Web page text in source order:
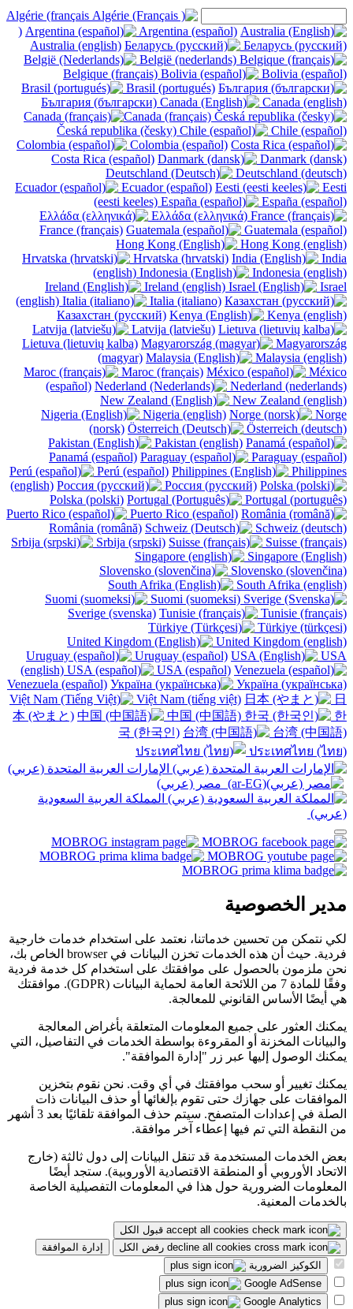
Algérie (français
)
Argentina (español)
Australia (english)
Беларусь (русский)
België (nederlands)
Belgique (français)
Bolivia (español)
Brasil (portugués)
България (български)
Canada (english)
Canada (français)
Česká republika (česky)
Chile (español)
Colombia (español)
Costa Rica (español)
Danmark (dansk)
Deutschland (deutsch)
Ecuador (español)
Eesti
(eesti keeles)
España (español)
Ελλάδα (ελληνικά)
France (français)
Guatemala (español)
Hong Kong (english)
Hrvatska (hrvatski)
India
(english)
Indonesia (english)
Ireland (english)
Israel
(english)
Italia (italiano)
Казахстан (русский)
Kenya (english)
Latvija (latviešu)
Lietuva (lietuvių kalba)
Magyarország
(magyar)
Malaysia (english)
Maroc (français)
México
(español)
Nederland (nederlands)
New Zealand (english)
Nigeria (english)
Norge
(norsk)
Österreich (deutsch)
Pakistan (english)
Panamá (español)
Paraguay (español)
Perú (español)
Philippines
(english)
Россия (русский)
Polska (polski)
Portugal (português)
Puerto Rico (español)
România (română)
Schweiz (deutsch)
Srbija (srpski)
Suisse (français)
Singapore (English)
Slovensko (slovenčina)
South Afrika (english)
Suomi (suomeksi)
Sverige (svenska)
Tunisie (français)
Türkiye (türkçesi)
United Kingdom (english)
Uruguay (español)
USA
(english)
USA (español)
Venezuela (español)
Україна (українська)
Việt Nam (tiếng việt)
日
本 (やまと)
中国 (中国語)
한
국 (한국인)
台湾 (中国語)
ประเทศไทย (ไทย)
الإمارات العربية المتحدة (عربي)
مصر (عربي)‎
المملكة العربية السعودية
(عربي)‎ ‎
مدير الخصوصية
لكي نتمكن من تحسين خدماتنا، نعتمد على استخدام خدمات خارجية
فردية. حيث أن هذه الخدمات تخزن البيانات في browser الخاص بك،
نحن ملزمون بالحصول على موافقتك على استخدام كل خدمة فردية
وفقًا للمادة 7 من اللائحة العامة لحماية البيانات (GDPR). موافقتك
هي أيضًا الأساس القانوني للمعالجة.
يمكنك العثور على جميع المعلومات المتعلقة بأغراض المعالجة
والبيانات المخزنة أو المقروءة بواسطة الخدمات في التفاصيل، التي
يمكنك الوصول إليها عبر زر "إدارة الموافقة".
يمكنك تغيير أو سحب موافقتك في أي وقت. نحن نقوم بتخزين
الموافقات على جهازك حتى تقوم بإلغائها أو حذف البيانات ذات
الصلة في إعدادات المتصفح. سيتم حذف الموافقة تلقائيًا بعد 3 أشهر
من النقطة التي تم فيها إعطاء آخر موافقة.
بعض الخدمات المستخدمة قد تنقل البيانات إلى دول ثالثة (خارج
الاتحاد الأوروبي أو المنطقة الاقتصادية الأوروبية). ستجد أيضًا
المعلومات الضرورية حول هذا في المعلومات التفصيلية الخاصة
بالخدمات المعنية.
قبول الكل
رفض الكل
إدارة الموافقة
الكوكيز الضرورية
Google AdSense
Google Analytics